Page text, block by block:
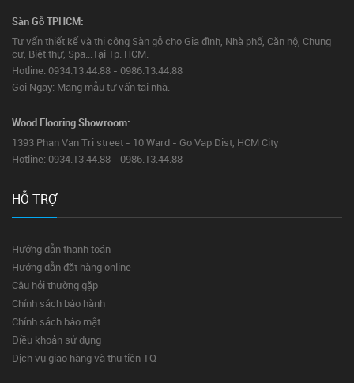
Sàn Gỗ TPHCM:
Tư vấn thiết kế và thi công Sàn gỗ cho Gia đình, Nhà phố, Căn hộ, Chung
cư, Biệt thự, Spa...Tại Tp. HCM.
Hotline: 0934.13.44.88 - 0986.13.44.88
Gọi Ngay: Mang mẫu tư vấn tại nhà.
Wood Flooring Showroom:
1393 Phan Van Tri street - 10 Ward - Go Vap Dist, HCM City
Hotline: 0934.13.44.88 - 0986.13.44.88
HỖ TRỢ
Hướng dẫn thanh toán
Hướng dẫn đặt hàng online
Câu hỏi thường gặp
Chính sách bảo hành
Chính sách bảo mật
Điều khoản sử dụng
Dịch vụ giao hàng và thu tiền TQ